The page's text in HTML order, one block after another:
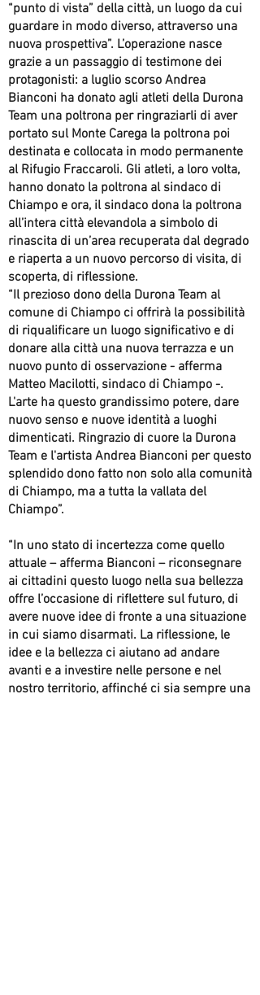
“punto di vista” della città, un luogo da cui
guardare in modo diverso, attraverso una
nuova prospettiva”. L’operazione nasce
grazie a un passaggio di testimone dei
protagonisti: a luglio scorso Andrea
Bianconi ha donato agli atleti della Durona
Team una poltrona per ringraziarli di aver
portato sul Monte Carega la poltrona poi
destinata e collocata in modo permanente
al Rifugio Fraccaroli. Gli atleti, a loro volta,
hanno donato la poltrona al sindaco di
Chiampo e ora, il sindaco dona la poltrona
all’intera città elevandola a simbolo di
rinascita di un’area recuperata dal degrado
e riaperta a un nuovo percorso di visita, di
scoperta, di riflessione.
“Il prezioso dono della Durona Team al
comune di Chiampo ci offrirà la possibilità
di riqualificare un luogo significativo e di
donare alla città una nuova terrazza e un
nuovo punto di osservazione - afferma
Matteo Macilotti, sindaco di Chiampo -.
L'arte ha questo grandissimo potere, dare
nuovo senso e nuove identità a luoghi
dimenticati. Ringrazio di cuore la Durona
Team e l'artista Andrea Bianconi per questo
splendido dono fatto non solo alla comunità
di Chiampo, ma a tutta la vallata del
Chiampo”.
“In uno stato di incertezza come quello
attuale – afferma Bianconi – riconsegnare
ai cittadini questo luogo nella sua bellezza
offre l’occasione di riflettere sul futuro, di
avere nuove idee di fronte a una situazione
in cui siamo disarmati. La riflessione, le
idee e la bellezza ci aiutano ad andare
avanti e a investire nelle persone e nel
nostro territorio, affinché ci sia sempre una